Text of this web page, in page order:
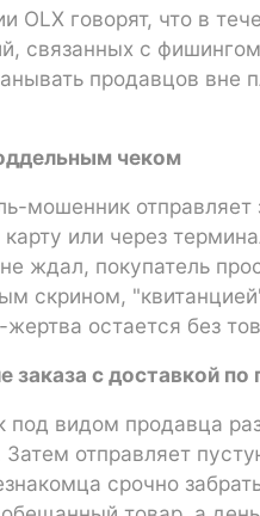
OLX говорят, что в
связанных с
продавцов вне
чеком
мошенник
карту или через
ждал, покупатель
скрином,
остается без
заказа с доставкой
видом продавца
Затем отправляет
срочно